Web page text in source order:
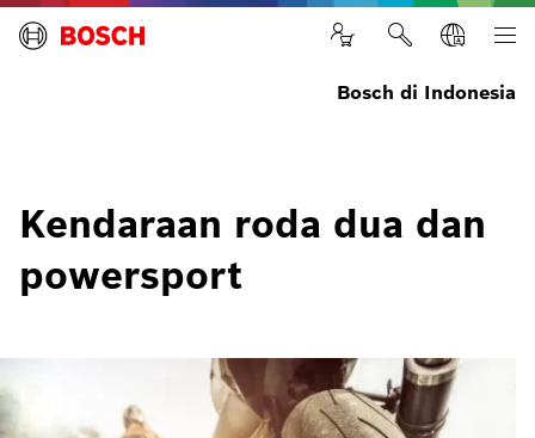
Bosch di Indonesia
Kendaraan roda dua dan
powersport